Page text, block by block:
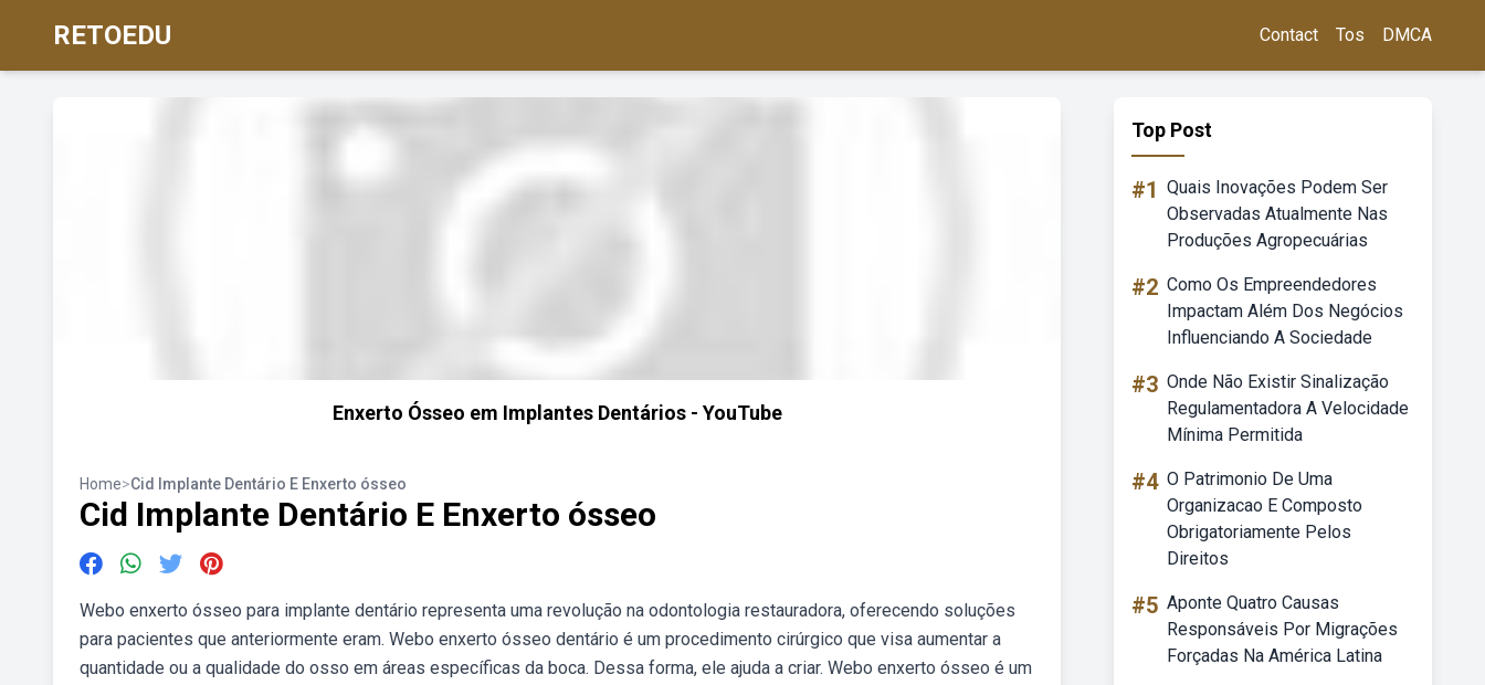
RETOEDU Contact Tos DMCA
Enxerto Ósseo em Implantes Dentários - YouTube
Home>Cid Implante Dentário E Enxerto ósseo
Cid Implante Dentário E Enxerto ósseo
Webo enxerto ósseo para implante dentário representa uma revolução na odontologia restauradora, oferecendo soluções
para pacientes que anteriormente eram. Webo enxerto ósseo dentário é um procedimento cirúrgico que visa aumentar a
quantidade ou a qualidade do osso em áreas específicas da boca. Dessa forma, ele ajuda a criar. Webo enxerto ósseo é um
Top Post
#1 Quais Inovações Podem Ser
Observadas Atualmente Nas
Produções Agropecuárias
#2 Como Os Empreendedores
Impactam Além Dos Negócios
Influenciando A Sociedade
#3 Onde Não Existir Sinalização
Regulamentadora A Velocidade
Mínima Permitida
#4 O Patrimonio De Uma
Organizacao E Composto
Obrigatoriamente Pelos
Direitos
#5 Aponte Quatro Causas
Responsáveis Por Migrações
Forçadas Na América Latina